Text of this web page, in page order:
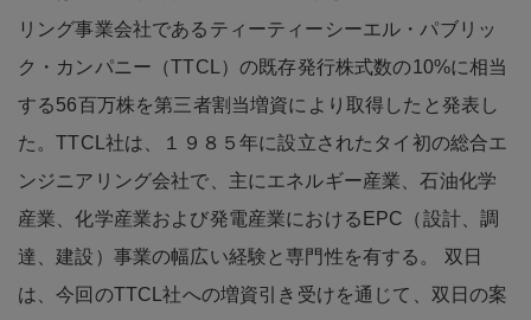
リング事業会社であるティーティーシーエル・パブリッ
ク・カンパニー（TTCL）の既存発行株式数の10%に相当
する56百万株を第三者割当増資により取得したと発表し
た。TTCL社は、１９８５年に設立されたタイ初の総合エ
ンジニアリング会社で、主にエネルギー産業、石油化学
産業、化学産業および発電産業におけるEPC（設計、調
達、建設）事業の幅広い経験と専門性を有する。 双日
は、今回のTTCL社への増資引き受けを通じて、双日の案